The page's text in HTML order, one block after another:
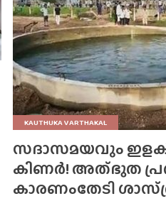
KAUTHUKA VARTHAKAL
സദാസമയവും
കിണർ! അത്‌ഭുത
കാരണംതേടി